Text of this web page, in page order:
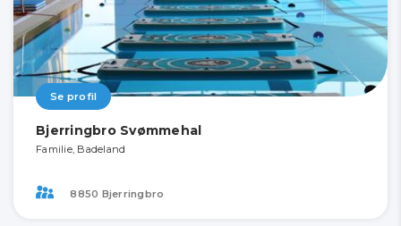
Se profil
Bjerringbro Svømmehal
Familie, Badeland
8850 Bjerringbro